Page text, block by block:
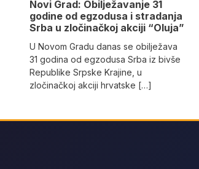
Novi Grad: Obilježavanje 31
godine od egzodusa i stradanja
Srba u zločinačkoj akciji “Oluja”
U Novom Gradu danas se obilježava
31 godina od egzodusa Srba iz bivše
Republike Srpske Krajine, u
zločinačkoj akciji hrvatske […]